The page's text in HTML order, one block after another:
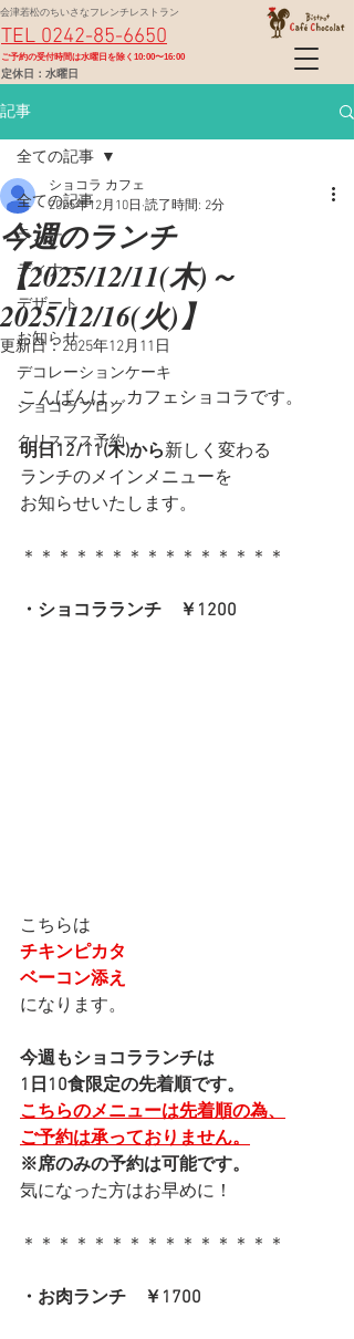
定休日：水曜日
TEL 0242-85-6650
会津若松のちいさなフレンチレストラン
​ご予約の受付時間は水曜日を除く10:00〜16:00
記事
全ての記事
ランチ
ディナー
デザート
お知らせ
デコレーションケーキ
ショコラブログ
クリスマス予約
全ての記事
今週のランチ
【2025/12/11(木)～
2025/12/16(火)】
ショコラ カフェ
2025年12月10日 読了時間: 2分
更新日：2025年12月11日
こんばんは、カフェショコラです。
明日12/11(木)から新しく変わる
ランチのメインメニューを
お知らせいたします。
＊＊＊＊＊＊＊＊＊＊＊＊＊＊＊
・ショコラランチ　￥1200
こちらは
チキンピカタ
ベーコン添え
になります。
今週もショコラランチは
1日10食限定の先着順です。
こちらのメニューは先着順の為、
ご予約は承っておりません。
※席のみの予約は可能です。
気になった方はお早めに！
＊＊＊＊＊＊＊＊＊＊＊＊＊＊＊
・お肉ランチ　￥1700